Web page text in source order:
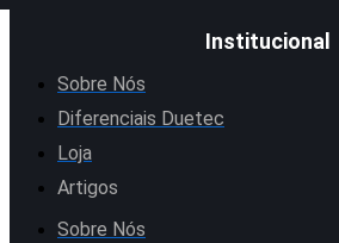
Institucional
Sobre Nós
Diferenciais Duetec
Loja
Artigos
Sobre Nós